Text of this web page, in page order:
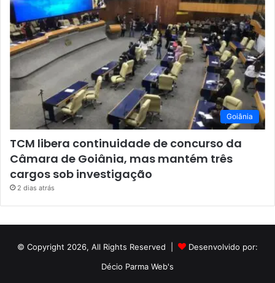
Goiânia
TCM libera continuidade de concurso da
Câmara de Goiânia, mas mantém três
cargos sob investigação
2 dias atrás
© Copyright 2026, All Rights Reserved |
Desenvolvido por:
Décio Parma Web's